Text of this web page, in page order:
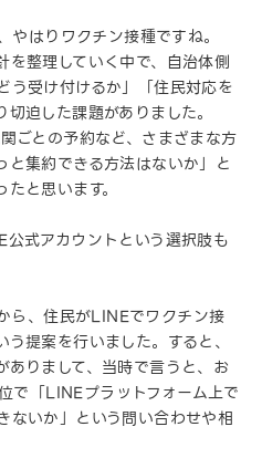
やはりワクチン接種ですね。
を整理していく中で、自治体側
う受け付けるか」「住民対応を
迫した課題がありました。
ごとの予約など、さまざまな方
と集約できる方法はないか」と
と思います。
式アカウントという選択肢も
ら、住民がLINEでワクチン接
提案を行いました。すると、
りまして、当時で言うと、お
「LINEプラットフォーム上で
ないか」という問い合わせや相